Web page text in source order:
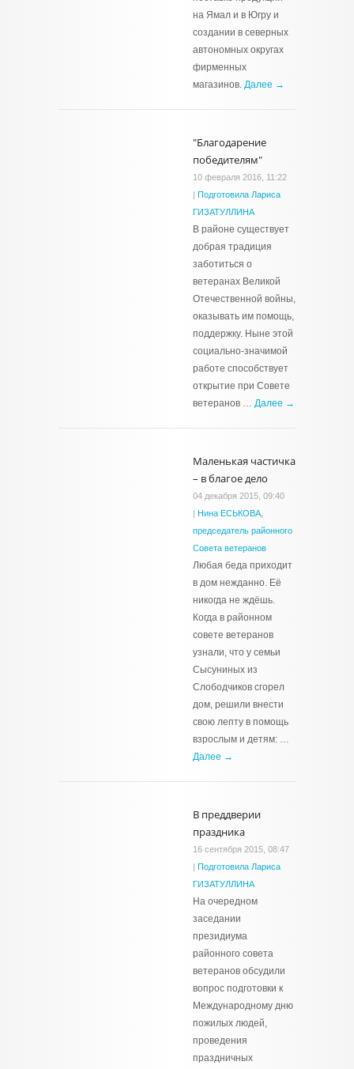
на Ямал и в Югру и
создании в северных
автономных округах
фирменных
магазинов. Далее →
"Благодарение
победителям"
10 февраля 2016, 11:22
| Подготовила Лариса
ГИЗАТУЛЛИНА
В районе существует
добрая традиция
заботиться о
ветеранах Великой
Отечественной войны,
оказывать им помощь,
поддержку. Ныне этой
социально-значимой
работе способствует
открытие при Совете
ветеранов … Далее →
Маленькая частичка
– в благое дело
04 декабря 2015, 09:40
| Нина ЕСЬКОВА,
председатель районного
Совета ветеранов
Любая беда приходит
в дом нежданно. Её
никогда не ждёшь.
Когда в районном
совете ветеранов
узнали, что у семьи
Сысуниных из
Слободчиков сгорел
дом, решили внести
свою лепту в помощь
взрослым и детям: …
Далее →
В преддверии
праздника
16 сентября 2015, 08:47
| Подготовила Лариса
ГИЗАТУЛЛИНА
На очередном
заседании
президиума
районного совета
ветеранов обсудили
вопрос подготовки к
Международному дню
пожилых людей,
проведения
праздничных